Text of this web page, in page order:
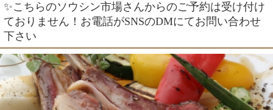
✨こちらのソウシン市場さんからのご予約は受け付け
ておりません！お電話がSNSのDMにてお問い合わせ
下さい